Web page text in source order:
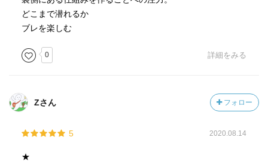
どこまで潜れるか
ブレを楽しむ
0 詳細をみる
Zさん フォロー
5 2020.08.14
★